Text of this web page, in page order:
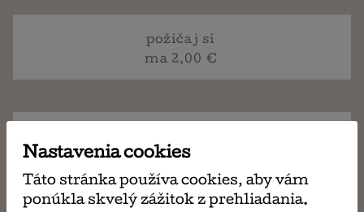
požičaj si
ma 2,00 €
email
Nastavenia cookies
Táto stránka používa cookies, aby vám
ponúkla skvelý zážitok z prehliadania.